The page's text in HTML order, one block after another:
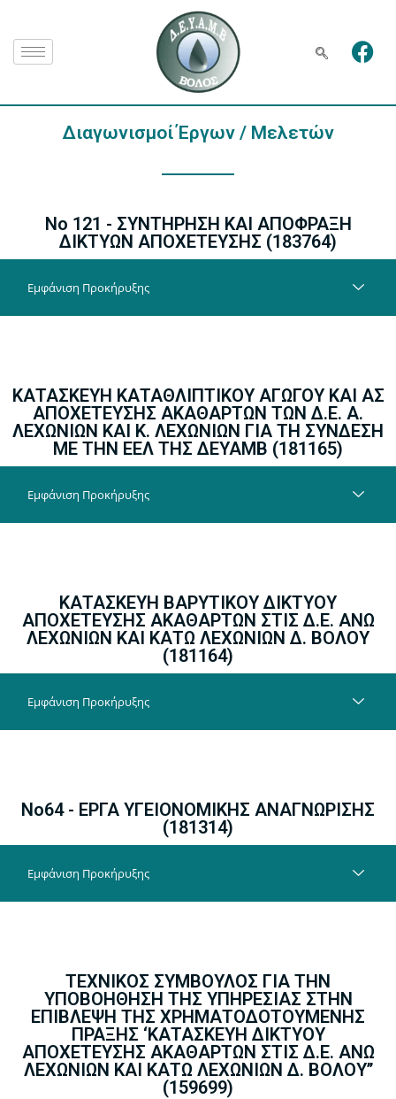
Διαγωνισμοί Έργων / Μελετών
Νο 121 - ΣΥΝΤΗΡΗΣΗ ΚΑΙ ΑΠΟΦΡΑΞΗ
ΔΙΚΤΥΩΝ ΑΠΟΧΕΤΕΥΣΗΣ (183764)
Εμφάνιση Προκήρυξης
ΚΑΤΑΣΚΕΥΗ ΚΑΤΑΘΛΙΠΤΙΚΟΥ ΑΓΩΓΟΥ ΚΑΙ ΑΣ
ΑΠΟΧΕΤΕΥΣΗΣ ΑΚΑΘΑΡΤΩΝ ΤΩΝ Δ.Ε. Α.
ΛΕΧΩΝΙΩΝ ΚΑΙ Κ. ΛΕΧΩΝΙΩΝ ΓΙΑ ΤΗ ΣΥΝΔΕΣΗ
ΜΕ ΤΗΝ ΕΕΛ ΤΗΣ ΔΕΥΑΜΒ (181165)
Εμφάνιση Προκήρυξης
ΚΑΤΑΣΚΕΥΗ ΒΑΡΥΤΙΚΟΥ ΔΙΚΤΥΟΥ
ΑΠΟΧΕΤΕΥΣΗΣ ΑΚΑΘΑΡΤΩΝ ΣΤΙΣ Δ.Ε. ΑΝΩ
ΛΕΧΩΝΙΩΝ ΚΑΙ ΚΑΤΩ ΛΕΧΩΝΙΩΝ Δ. ΒΟΛΟΥ
(181164)
Εμφάνιση Προκήρυξης
Νο64 - ΕΡΓΑ ΥΓΕΙΟΝΟΜΙΚΗΣ ΑΝΑΓΝΩΡΙΣΗΣ
(181314)
Εμφάνιση Προκήρυξης
ΤΕΧΝΙΚΟΣ ΣΥΜΒΟΥΛΟΣ ΓΙΑ ΤΗΝ
ΥΠΟΒΟΗΘΗΣΗ ΤΗΣ ΥΠΗΡΕΣΙΑΣ ΣΤΗΝ
ΕΠΙΒΛΕΨΗ ΤΗΣ ΧΡΗΜΑΤΟΔΟΤΟΥΜΕΝΗΣ
ΠΡΑΞΗΣ ‘ΚΑΤΑΣΚΕΥΗ ΔΙΚΤΥΟΥ
ΑΠΟΧΕΤΕΥΣΗΣ ΑΚΑΘΑΡΤΩΝ ΣΤΙΣ Δ.Ε. ΑΝΩ
ΛΕΧΩΝΙΩΝ ΚΑΙ ΚΑΤΩ ΛΕΧΩΝΙΩΝ Δ. ΒΟΛΟΥ’’
(159699)